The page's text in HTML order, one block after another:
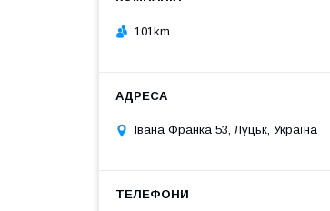
101km
Івана Франка 53, Луцьк, Україна